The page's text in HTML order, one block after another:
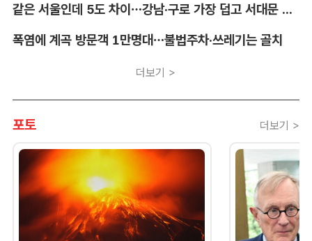
같은 서울인데 5도 차이…강남·구로 가장 덥고 서대문 낮다
폭염에 계곡 방문객 1만명대…불법주차·쓰레기는 골치
더보기 >
포토 더보기 >